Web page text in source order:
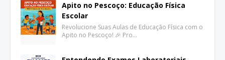
Apito no Pescoço: Educação Física
Escolar
Revolucione Suas Aulas de Educação Física com o
Apito no Pescoço! 🎉 Pro…